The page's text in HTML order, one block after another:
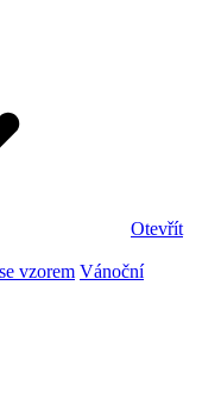
Otevřít
vzorem Vánoční